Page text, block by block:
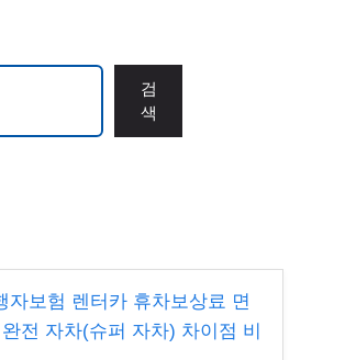
검
색
자보험 렌터카 휴차보상료 면
전 자차(슈퍼 자차) 차이점 비